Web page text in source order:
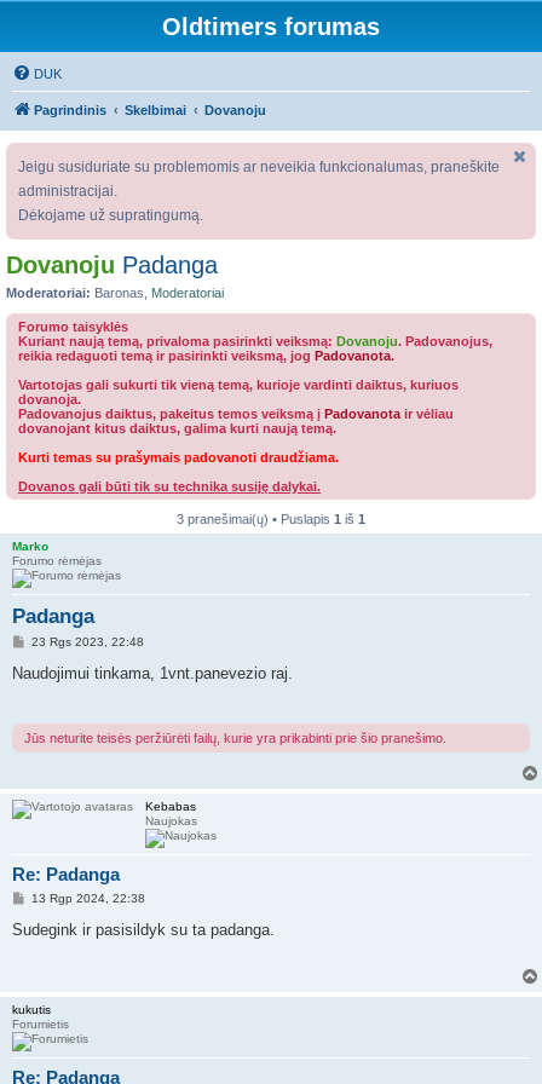
Oldtimers forumas
DUK
Pagrindinis Skelbimai Dovanoju
Jeigu susiduriate su problemomis ar neveikia funkcionalumas, praneškite
administracijai.
Dėkojame už supratingumą.
Dovanoju Padanga
Moderatoriai: Baronas Moderatoriai
Forumo taisyklės
Kuriant naują temą, privaloma pasirinkti veiksmą: Dovanoju. Padovanojus,
reikia redaguoti temą ir pasirinkti veiksmą, jog Padovanota.
Vartotojas gali sukurti tik vieną temą, kurioje vardinti daiktus, kuriuos
dovanoja.
Padovanojus daiktus, pakeitus temos veiksmą į Padovanota ir vėliau
dovanojant kitus daiktus, galima kurti naują temą.
Kurti temas su prašymais padovanoti draudžiama.
Dovanos gali būti tik su technika susiję dalykai.
3 pranešimai(ų) • Puslapis 1 iš 1
Marko
Forumo rėmėjas
Padanga
S
a
r
t
i
23 Rgs 2023, 22:48
Naudojimui tinkama, 1vnt.panevezio raj.
Jūs neturite teisės peržiūrėti failų, kurie yra prikabinti prie šio pranešimo.
Kebabas
Naujokas
Re: Padanga
S
a
t
i
n
ė
13 Rgp 2024, 22:38
Sudegink ir pasisildyk su ta padanga.
kukutis
Forumietis
Re: Padanga